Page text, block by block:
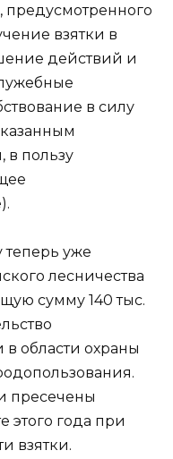
взятки в
действий и
в силу
в пользу
теперь уже
лесничества
сумму 140 тыс.
области охраны
пресечены
этого года при
взятки.